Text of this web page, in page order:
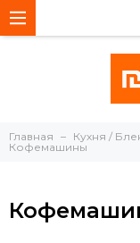
Главная
Кухня /
Кофемашины